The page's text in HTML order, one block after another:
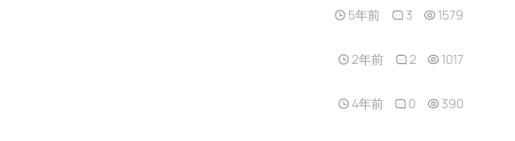
5年前 3 1579
2年前 2 1017
4年前 0 390